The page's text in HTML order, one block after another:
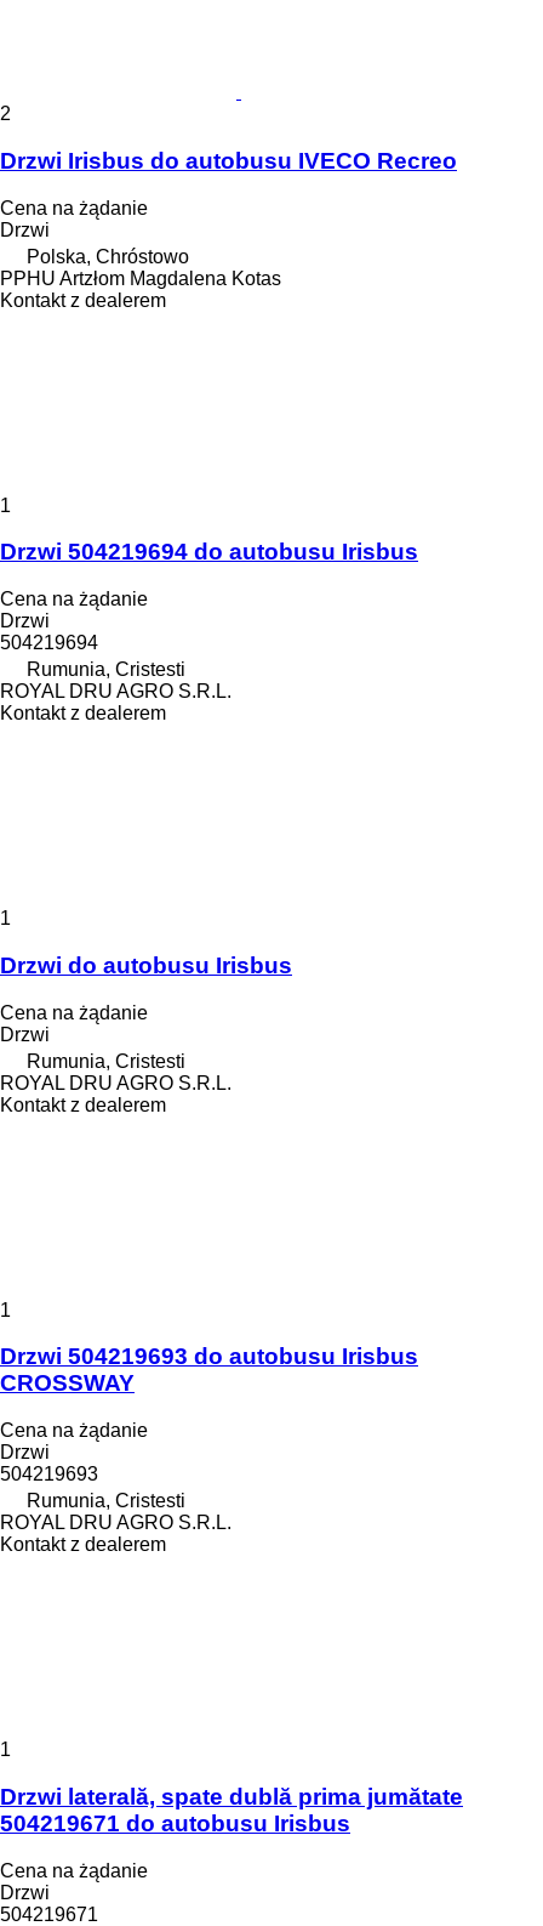
2
Drzwi Irisbus do autobusu IVECO Recreo
Cena na żądanie
Drzwi
Polska, Chróstowo
PPHU Artzłom Magdalena Kotas
Kontakt z dealerem
1
Drzwi 504219694 do autobusu Irisbus
Cena na żądanie
Drzwi
504219694
Rumunia, Cristesti
ROYAL DRU AGRO S.R.L.
Kontakt z dealerem
1
Drzwi do autobusu Irisbus
Cena na żądanie
Drzwi
Rumunia, Cristesti
ROYAL DRU AGRO S.R.L.
Kontakt z dealerem
1
Drzwi 504219693 do autobusu Irisbus
CROSSWAY
Cena na żądanie
Drzwi
504219693
Rumunia, Cristesti
ROYAL DRU AGRO S.R.L.
Kontakt z dealerem
1
Drzwi laterală, spate dublă prima jumătate
504219671 do autobusu Irisbus
Cena na żądanie
Drzwi
504219671